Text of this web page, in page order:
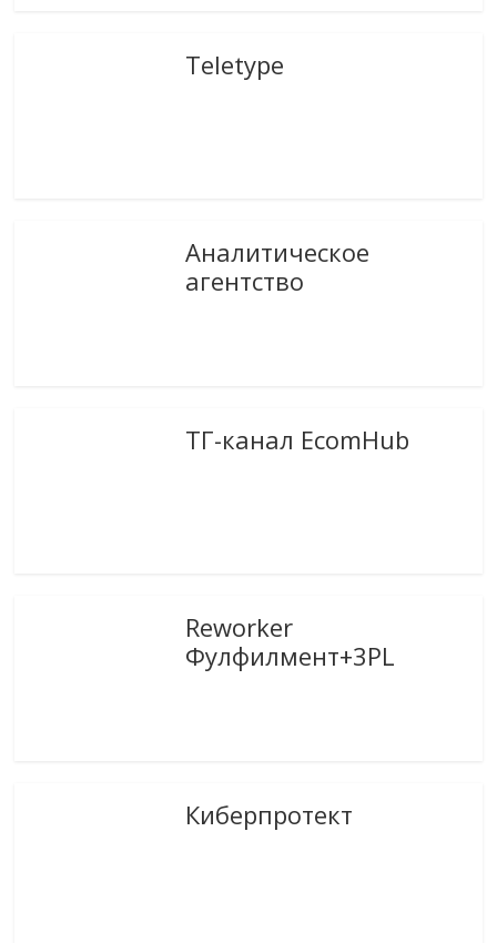
Teletype
Аналитическое
агентство
ТГ-канал EcomHub
Reworker
Фулфилмент+3PL
Киберпротект